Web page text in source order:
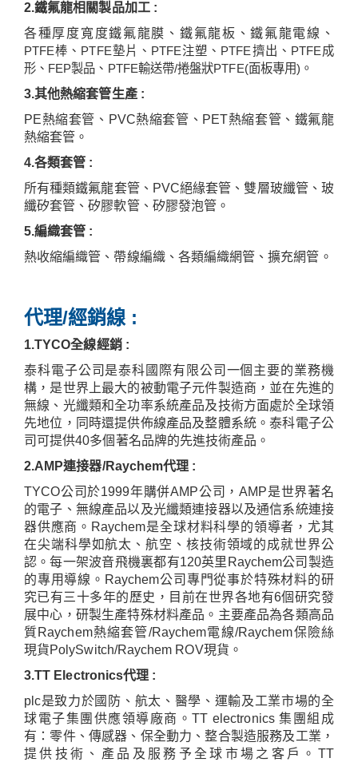
2.鐵氟龍相關製品加工:
各種厚度寬度鐵氟龍膜、鐵氟龍板、鐵氟龍電線 、
PTFE棒、 PTFE墊片、 PTFE注塑、 PTFE擠出、 PTFE成
形、 FEP製品、 PTFE輸送帶/捲盤狀PTFE(面板專用) 。
3.其他熱縮套管生產:
PE熱縮套管、 PVC熱縮套管、 PET熱縮套管、鐵氟龍
熱縮套管。
4.各類套管 :
所有種類鐵氟龍套管、 PVC絕緣套管、雙層玻纖管、玻
纖矽套管、矽膠軟管 、矽膠發泡管 。
5.編織套管 :
熱收縮編織管、帶線編織、各類編織網管、擴充網管。
代理/經銷線 :
1.TYCO全線經銷:
泰科電子公司是泰科國際有限公司一個主要的業務機
構，是世界上最大的被動電子元件製造商，並在先進的
無線、光纖類和全功率系統產品及技術方面處於全球領
先地位，同時還提供佈線產品及整體系統。泰科電子公
司可提供40多個著名品牌的先進技術產品。
2.AMP連接器/Raychem代理 :
TYCO公司於1999年購併AMP公司，AMP是世界著名
的電子、無線產品以及光纖類連接器以及通信系統連接
器供應商。 Raychem是全球材料科學的領導者，尤其
在尖端科學如航太、航空、核技術領域的成就世界公
認。每一架波音飛機裏都有120英里 Raychem公司製造
的專用導線。 Raychem公司專門從事於特殊材料的研
究已有三十多年的歷史，目前在世界各地有6個研究發
展中心，研製生產特殊材料產品。主要產品為各類高品
質Raychem熱縮套管/Raychem電線/Raychem保險絲
現貨PolySwitch/Raychem ROV現貨 。
3.TT Electronics代理 :
plc是致力於國防、航太、醫學、運輸及工業市場的全
球電子集團供應領導廠商。TT electronics集團組成
有：零件、傳感器、保全動力、整合製造服務及工業，
提供技術、產品及服務予全球市場之客戶。 TT